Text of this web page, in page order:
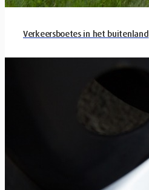
Verkeersboetes in het buitenland